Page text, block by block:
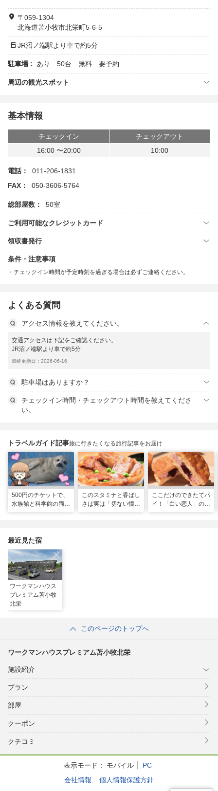
〒059-1304
北海道苫小牧市北栄町5-6-5
JR沼ノ端駅より車で約5分
駐車場 : あり 50台 無料 要予約
周辺の観光スポット
基本情報
チェックイン
チェックアウト
16:00 〜20:00
10:00
電話：
011-206-1831
FAX：
050-3606-5764
総部屋数： 50室
ご利用可能なクレジットカード
領収書発行
条件・注意事項
チェックイン時間が予定時刻を過ぎる場合は必ずご連絡ください。
よくある質問
アクセス情報を教えてください。
交通アクセスは下記をご確認ください。
JR沼ノ端駅より車で約5分
最終更新日：2026-06-16
駐車場はありますか？
チェックイン時間・チェックアウト時間を教えてくださ
い。
トラベルガイド記事旅に行きたくなる旅行記事をお届け
500円のチケットで、
水族館と科学館の両方
このスタミナと香ばし
さは実は「切ない憧
ここだけのできたてパ
イ！「白い恋人」の石
最近見た宿
ワークマンハウス
プレミアム苫小牧
北栄
このページのトップへ
ワークマンハウスプレミアム苫小牧北栄
施設紹介
プラン
部屋
クーポン
クチコミ
表示モード： モバイル
PC
会社情報
個人情報保護方針